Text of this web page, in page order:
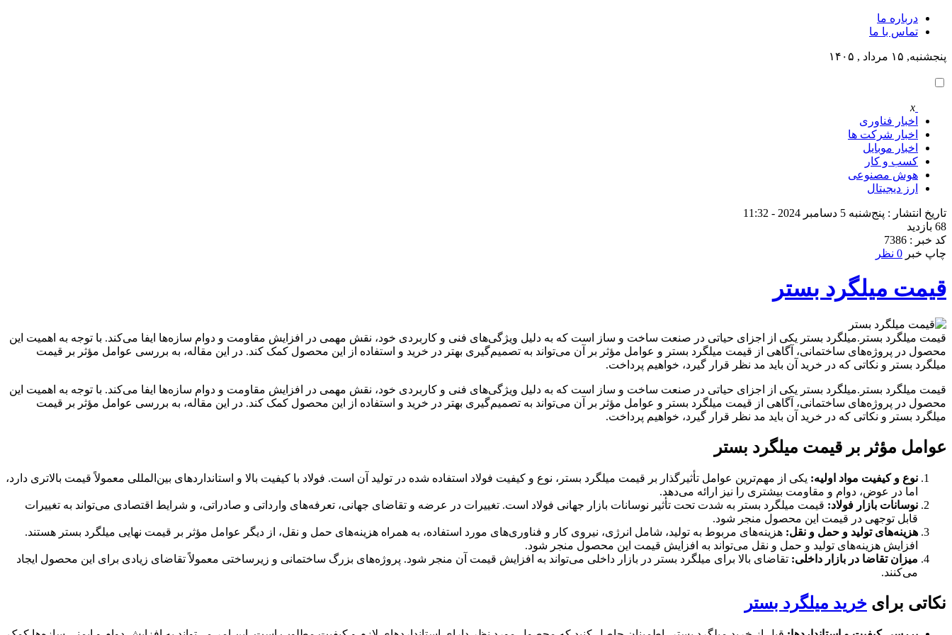
درباره ما
تماس با ما
پنجشنبه, ۱۵ مرداد , ۱۴۰۵
x
اخبار فناوری
اخبار شرکت ها
اخبار موبایل
کسب و کار
هوش مصنوعی
ارز دیجیتال
تاریخ انتشار : پنج‌شنبه 5 دسامبر 2024 - 11:32
68 بازدید
کد خبر : 7386
چاپ خبر 0 نظر
قیمت میلگرد بستر
قیمت میلگرد بستر.میلگرد بستر یکی از اجزای حیاتی در صنعت ساخت و ساز است که به دلیل ویژگی‌های فنی و کاربردی خود، نقش مهمی در افزایش مقاومت و دوام سازه‌ها ایفا می‌کند. با توجه به اهمیت این
محصول در پروژه‌های ساختمانی، آگاهی از قیمت میلگرد بستر و عوامل مؤثر بر آن می‌تواند به تصمیم‌گیری بهتر در خرید و استفاده از این محصول کمک کند. در این مقاله، به بررسی عوامل مؤثر بر قیمت
میلگرد بستر و نکاتی که در خرید آن باید مد نظر قرار گیرد، خواهیم پرداخت.
قیمت میلگرد بستر.میلگرد بستر یکی از اجزای حیاتی در صنعت ساخت و ساز است که به دلیل ویژگی‌های فنی و کاربردی خود، نقش مهمی در افزایش مقاومت و دوام سازه‌ها ایفا می‌کند. با توجه به اهمیت این
محصول در پروژه‌های ساختمانی، آگاهی از قیمت میلگرد بستر و عوامل مؤثر بر آن می‌تواند به تصمیم‌گیری بهتر در خرید و استفاده از این محصول کمک کند. در این مقاله، به بررسی عوامل مؤثر بر قیمت
میلگرد بستر و نکاتی که در خرید آن باید مد نظر قرار گیرد، خواهیم پرداخت.
عوامل مؤثر بر قیمت میلگرد بستر
نوع و کیفیت مواد اولیه: یکی از مهم‌ترین عوامل تأثیرگذار بر قیمت میلگرد بستر، نوع و کیفیت فولاد استفاده شده در تولید آن است. فولاد با کیفیت بالا و استانداردهای بین‌المللی معمولاً قیمت بالاتری دارد،
اما در عوض، دوام و مقاومت بیشتری را نیز ارائه می‌دهد.
نوسانات بازار فولاد: قیمت میلگرد بستر به شدت تحت تأثیر نوسانات بازار جهانی فولاد است. تغییرات در عرضه و تقاضای جهانی، تعرفه‌های وارداتی و صادراتی، و شرایط اقتصادی می‌تواند به تغییرات
قابل توجهی در قیمت این محصول منجر شود.
هزینه‌های تولید و حمل و نقل: هزینه‌های مربوط به تولید، شامل انرژی، نیروی کار و فناوری‌های مورد استفاده، به همراه هزینه‌های حمل و نقل، از دیگر عوامل مؤثر بر قیمت نهایی میلگرد بستر هستند.
افزایش هزینه‌های تولید و حمل و نقل می‌تواند به افزایش قیمت این محصول منجر شود.
میزان تقاضا در بازار داخلی: تقاضای بالا برای میلگرد بستر در بازار داخلی می‌تواند به افزایش قیمت آن منجر شود. پروژه‌های بزرگ ساختمانی و زیرساختی معمولاً تقاضای زیادی برای این محصول ایجاد
می‌کنند.
نکاتی برای خرید میلگرد بستر